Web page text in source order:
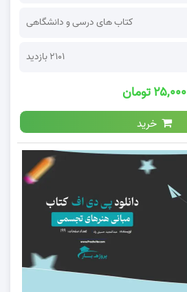
کتاب های درسی و دانشگاهی
2101 بازدید
۲۵,۰۰۰ تومان
خرید